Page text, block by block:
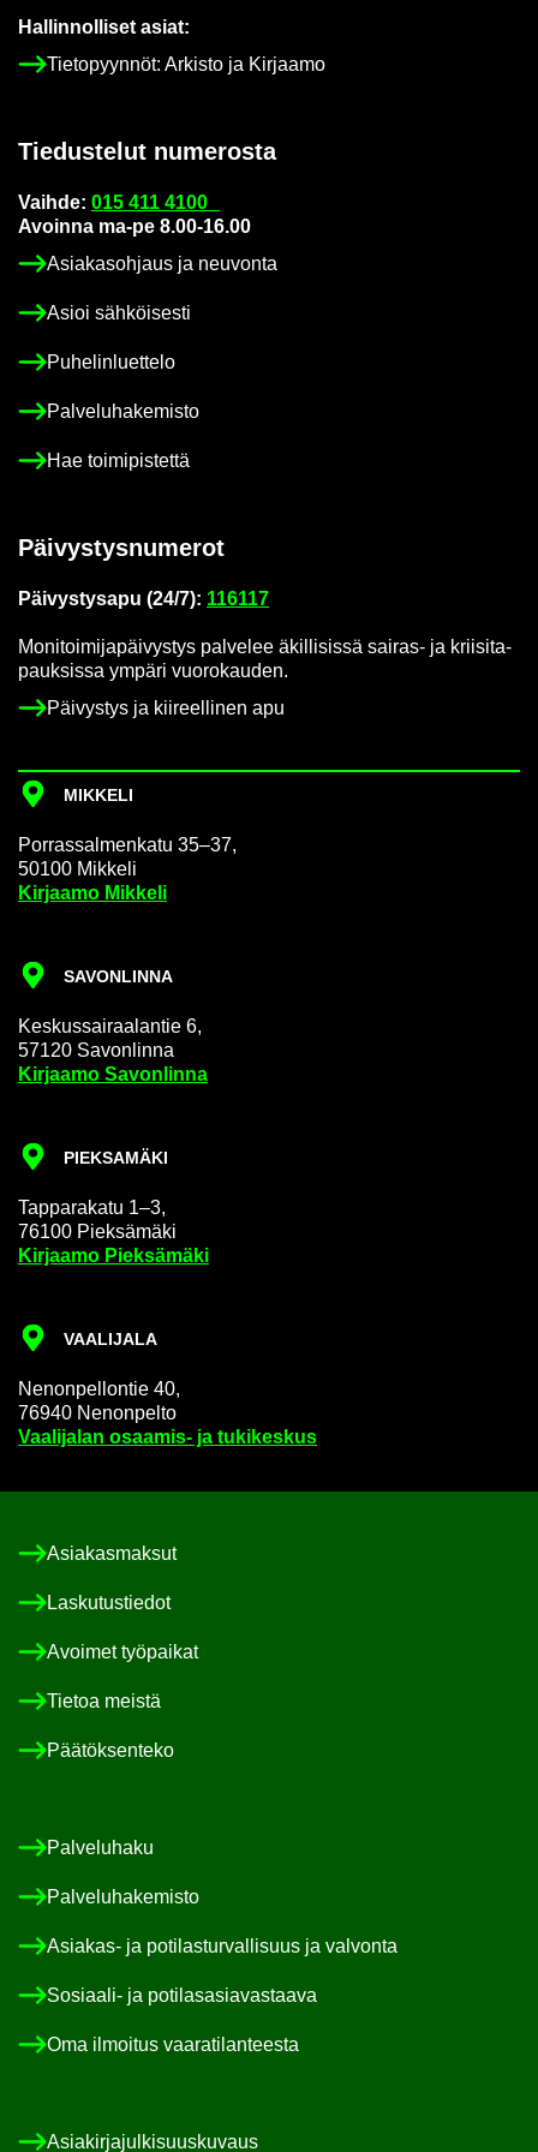
Hal­lin­nol­li­set asiat:
Tie­to­pyyn­nöt: Ar­kis­to ja Kir­jaa­mo
Tie­dus­te­lut nu­me­ros­ta
Vaih­de: 015 411 4100
Avoin­na ma-pe 8.00-16.00
Asia­kas­oh­jaus ja neu­von­ta
Asioi säh­köi­ses­ti
Pu­he­lin­luet­te­lo
Pal­ve­lu­ha­ke­mis­to
Hae toi­mi­pis­tet­tä
Päi­vys­tys­nu­me­rot
Päi­vys­tys­a­pu (24/7): 116117
Mo­ni­toi­mi­ja­päi­vys­tys pal­ve­lee äkil­li­sis­sä sairas-​ ja krii­si­ta­
pauk­sis­sa ym­pä­ri vuo­ro­kau­den.
Päi­vys­tys ja kii­reel­li­nen apu
MIK­KE­LI
Por­ras­sal­men­ka­tu 35–37,
50100 Mik­ke­li
Kir­jaa­mo Mik­ke­li
SA­VON­LIN­NA
Kes­kus­sai­raa­lan­tie 6,
57120 Sa­von­lin­na
Kir­jaa­mo Sa­von­lin­na
PIEK­SA­MÄ­KI
Tap­pa­ra­ka­tu 1–3,
76100 Piek­sä­mä­ki
Kir­jaa­mo Piek­sä­mä­ki
VAA­LI­JA­LA
Ne­non­pel­lon­tie 40,
76940 Ne­non­pel­to
Vaa­li­ja­lan osaamis-​ ja tu­ki­kes­kus
Asia­kas­mak­sut
Las­ku­tus­tie­dot
Avoi­met työ­pai­kat
Tie­toa meis­tä
Pää­tök­sen­te­ko
Pal­ve­lu­ha­ku
Pal­ve­lu­ha­ke­mis­to
Asiakas-​ ja po­ti­las­tur­val­li­suus ja val­von­ta
Sosiaali-​ ja po­ti­las­asia­vas­taa­va
Oma il­moi­tus vaa­ra­ti­lan­tees­ta
Asia­kir­ja­jul­ki­suus­ku­vaus